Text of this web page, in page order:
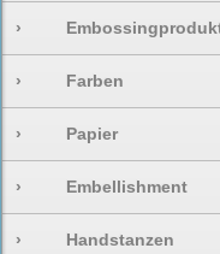
›
› Farben
› Papier
› Embellishment
› Handstanzen